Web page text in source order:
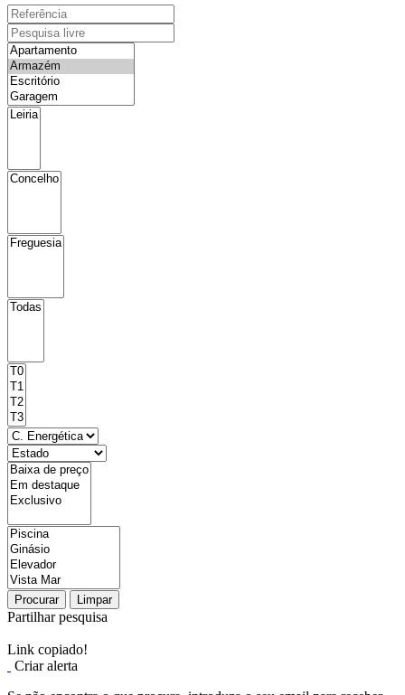
Procurar Limpar
Partilhar pesquisa
Link copiado!
Criar alerta